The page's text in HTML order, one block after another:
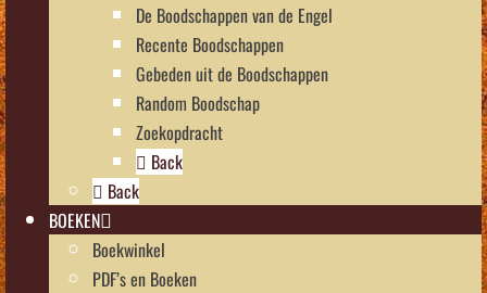
De Boodschappen van de Engel
Recente Boodschappen
Gebeden uit de Boodschappen
Random Boodschap
Zoekopdracht
Back
Back
BOEKEN
Boekwinkel
PDF’s en Boeken